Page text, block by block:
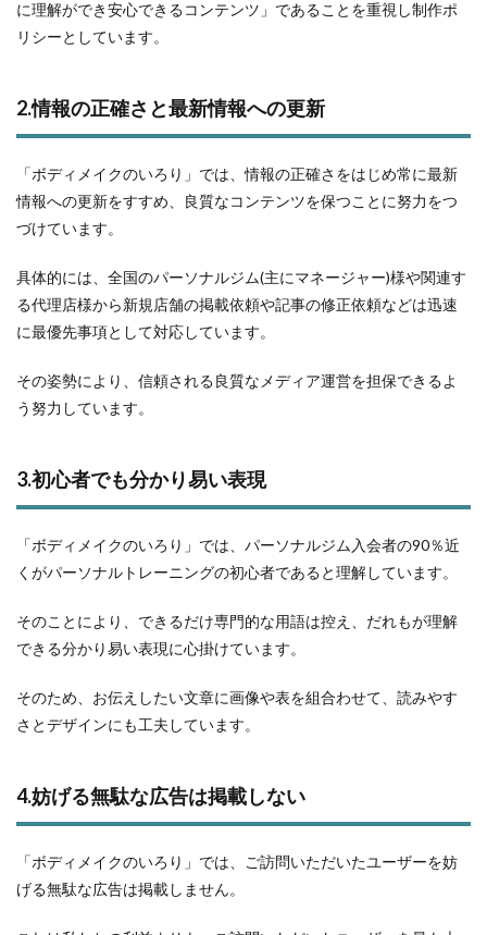
に理解ができ安心できるコンテンツ」であることを重視し制作ポ
リシーとしています。
2.情報の正確さと最新情報への更新
「ボディメイクのいろり」では、情報の正確さをはじめ常に最新
情報への更新をすすめ、良質なコンテンツを保つことに努力をつ
づけています。
具体的には、全国のパーソナルジム(主にマネージャー)様や関連す
る代理店様から新規店舗の掲載依頼や記事の修正依頼などは迅速
に最優先事項として対応しています。
その姿勢により、信頼される良質なメディア運営を担保できるよ
う努力しています。
3.初心者でも分かり易い表現
「ボディメイクのいろり」では、パーソナルジム入会者の90％近
くがパーソナルトレーニングの初心者であると理解しています。
そのことにより、できるだけ専門的な用語は控え、だれもが理解
できる分かり易い表現に心掛けています。
そのため、お伝えしたい文章に画像や表を組合わせて、読みやす
さとデザインにも工夫しています。
4.妨げる無駄な広告は掲載しない
「ボディメイクのいろり」では、ご訪問いただいたユーザーを妨
げる無駄な広告は掲載しません。